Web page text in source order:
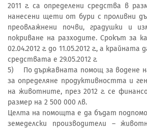
2011 г. са определени средства в
нанесени щети от бури с проливни
преовлажнени почви, градушки и
покриване на разходите. Срокът за
02.04.2012 г. до 11.05.2012 г., а
средствата е 29.05.2012 г.
5) По държавната помощ за водене
за определяне продуктивността и
на животните, през 2012 г. се
размер на 2 500 000 лв.
Целта на помощта е да бъдат
земеделски производители –